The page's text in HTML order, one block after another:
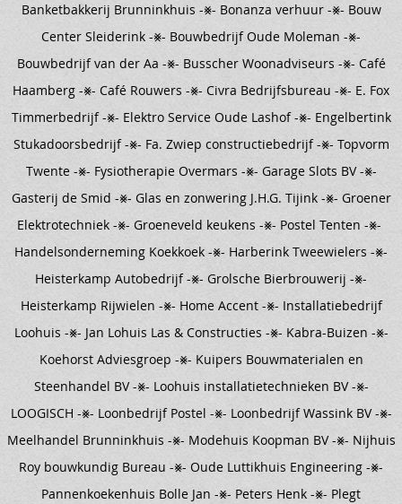
Banketbakkerij Brunninkhuis -⨳- Bonanza verhuur -⨳- Bouw
Center Sleiderink -⨳- Bouwbedrijf Oude Moleman -⨳-
Bouwbedrijf van der Aa -⨳- Busscher Woonadviseurs -⨳- Café
Haamberg -⨳- Café Rouwers -⨳- Civra Bedrijfsbureau -⨳- E. Fox
Timmerbedrijf -⨳- Elektro Service Oude Lashof -⨳- Engelbertink
Stukadoorsbedrijf -⨳- Fa. Zwiep constructiebedrijf -⨳- Topvorm
Twente -⨳- Fysiotherapie Overmars -⨳- Garage Slots BV -⨳-
Gasterij de Smid -⨳- Glas en zonwering J.H.G. Tijink -⨳- Groener
Elektrotechniek -⨳- Groeneveld keukens -⨳- Postel Tenten -⨳-
Handelsonderneming Koekkoek -⨳- Harberink Tweewielers -⨳-
Heisterkamp Autobedrijf -⨳- Grolsche Bierbrouwerij -⨳-
Heisterkamp Rijwielen -⨳- Home Accent -⨳- Installatiebedrijf
Loohuis -⨳- Jan Lohuis Las & Constructies -⨳- Kabra-Buizen -⨳-
Koehorst Adviesgroep -⨳- Kuipers Bouwmaterialen en
Steenhandel BV -⨳- Loohuis installatietechnieken BV -⨳-
LOOGISCH -⨳- Loonbedrijf Postel -⨳- Loonbedrijf Wassink BV -⨳-
Meelhandel Brunninkhuis -⨳- Modehuis Koopman BV -⨳- Nijhuis
Roy bouwkundig Bureau -⨳- Oude Luttikhuis Engineering -⨳-
Pannenkoekenhuis Bolle Jan -⨳- Peters Henk -⨳- Plegt